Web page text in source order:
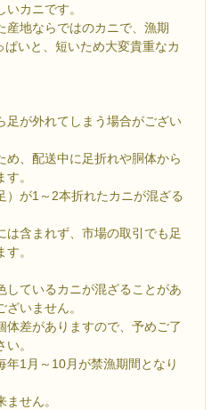
カニです。
産地ならではのカニで、漁期
いと、短いため大変貴重なカ
足が外れてしまう場合がござい
め、配送中に足折れや胴体から
。
）が1～2本折れたカニが混ざる
は含まれず、市場の取引でも足
。
しているカニが混ざることがあ
いません。
差がありますので、予めご了
。
年1月～10月が禁漁期間となり
せん。